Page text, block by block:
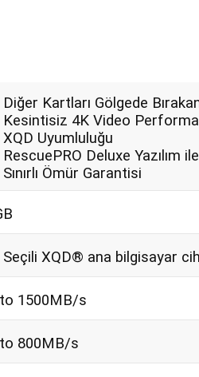
Diğer Kartları Gölgede
Kesintisiz 4K Video
XQD Uyumluluğu
RescuePRO Deluxe Yazılım
Sınırlı Ömür Garantisi
Seçili XQD® ana bilgisayar
1500MB/s
800MB/s